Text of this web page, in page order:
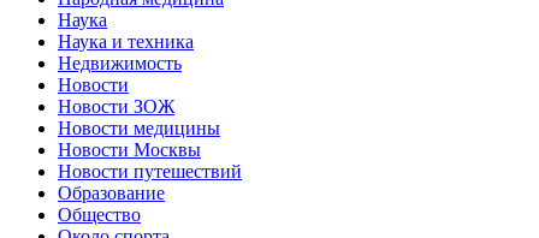
Наука
Наука и техника
Недвижимость
Новости
Новости ЗОЖ
Новости медицины
Новости Москвы
Новости путешествий
Образование
Общество